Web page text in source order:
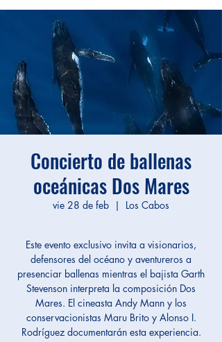
Concierto de ballenas
oceánicas Dos Mares
vie 28 de feb
  |
Los Cabos
Este evento exclusivo invita a visionarios,
defensores del océano y aventureros a
presenciar ballenas mientras el bajista Garth
Stevenson interpreta la composición Dos
Mares. El cineasta Andy Mann y los
conservacionistas Maru Brito y Alonso I.
Rodríguez documentarán esta experiencia.